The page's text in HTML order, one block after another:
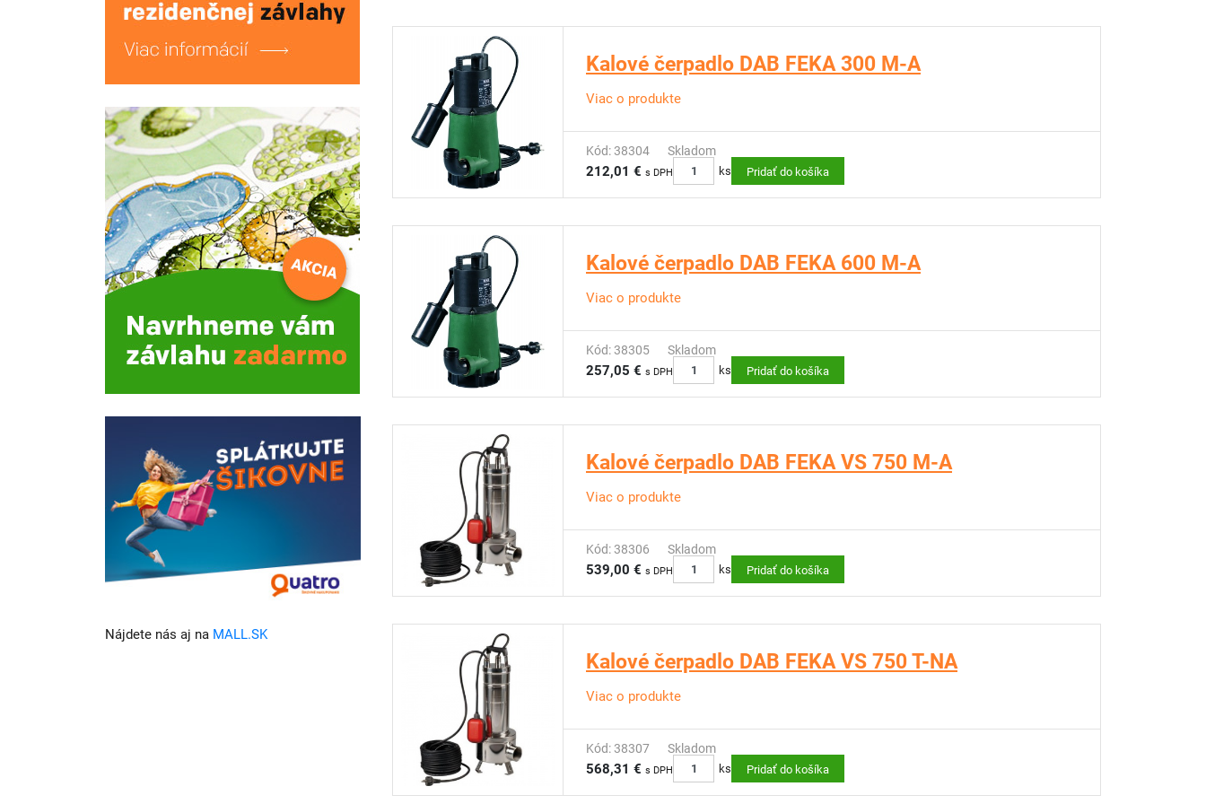
Nájdete nás aj na MALL.SK
Kalové čerpadlo DAB FEKA 300 M-A
Viac o produkte
Kód: 38304 Skladom
212,01 € s DPH ks Pridať do košíka
Kalové čerpadlo DAB FEKA 600 M-A
Viac o produkte
Kód: 38305 Skladom
257,05 € s DPH ks Pridať do košíka
Kalové čerpadlo DAB FEKA VS 750 M-A
Viac o produkte
Kód: 38306 Skladom
539,00 € s DPH ks Pridať do košíka
Kalové čerpadlo DAB FEKA VS 750 T-NA
Viac o produkte
Kód: 38307 Skladom
568,31 € s DPH ks Pridať do košíka